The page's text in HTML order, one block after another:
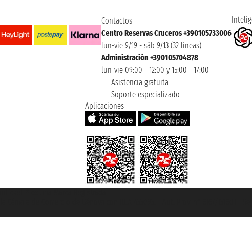
Contactos
Centro Reservas Cruceros +390105733006
lun-vie 9/19 - sáb 9/13 (32 lineas)
Administración +390105704878
lun-vie 09:00 - 12:00 y 15:00 - 17:00
Asistencia gratuita
Soporte especializado
Aplicaciones